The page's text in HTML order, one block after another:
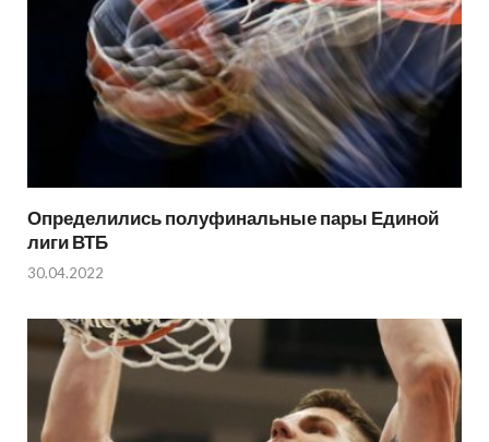
Определились полуфинальные пары Единой
лиги ВТБ
30.04.2022